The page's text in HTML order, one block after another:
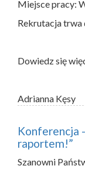
Miejsce pracy:
Rekrutacja trwa
Dowiedz się
Adrianna Kęsy
Konferencja
raportem!”
Szanowni